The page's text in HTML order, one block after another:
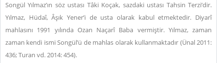
Songül Yılmaz’ın söz ustası Tâki Koçak, sazdaki ustası Tahsin Terzi’dir.
Yılmaz, Hüdaî, Âşık Yener’i de usta olarak kabul etmektedir. Diyarî
mahlasını 1991 yılında Ozan Naçarî Baba vermiştir. Yılmaz, zaman
zaman kendi ismi Songül’ü de mahlas olarak kullanmaktadır (Ünal 2011:
436; Turan vd. 2014: 454).